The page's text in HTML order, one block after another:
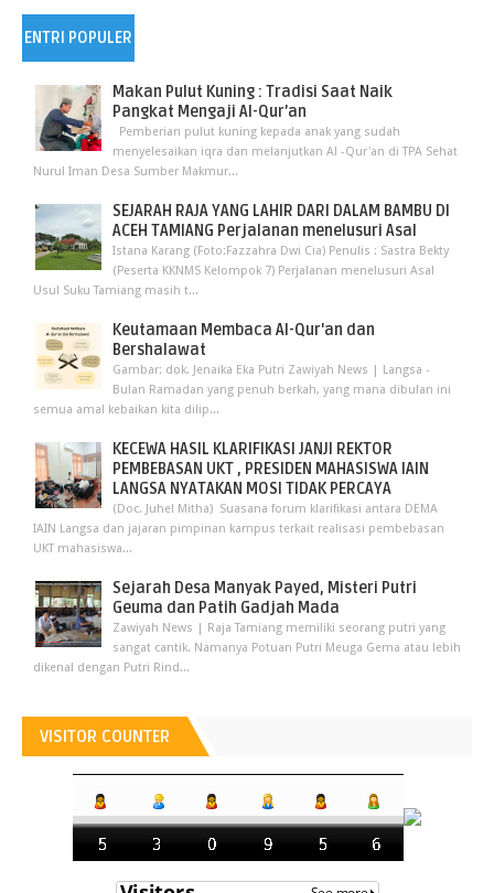
ENTRI POPULER
Makan Pulut Kuning : Tradisi Saat Naik
Pangkat Mengaji Al-Qur’an
Pemberian pulut kuning kepada anak yang sudah
menyelesaikan iqra dan melanjutkan Al -Qur'an di TPA Sehat
Nurul Iman Desa Sumber Makmur...
SEJARAH RAJA YANG LAHIR DARI DALAM BAMBU DI
ACEH TAMIANG Perjalanan menelusuri Asal
Istana Karang (Foto:Fazzahra Dwi Cia) Penulis : Sastra Bekty
(Peserta KKNMS Kelompok 7) Perjalanan menelusuri Asal
Usul Suku Tamiang masih t...
Keutamaan Membaca Al-Qur'an dan
Bershalawat
Gambar: dok. Jenaika Eka Putri Zawiyah News | Langsa -
Bulan Ramadan yang penuh berkah, yang mana dibulan ini
semua amal kebaikan kita dilip...
KECEWA HASIL KLARIFIKASI JANJI REKTOR
PEMBEBASAN UKT , PRESIDEN MAHASISWA IAIN
LANGSA NYATAKAN MOSI TIDAK PERCAYA
(Doc. Juhel Mitha) Suasana forum klarifikasi antara DEMA
IAIN Langsa dan jajaran pimpinan kampus terkait realisasi pembebasan
UKT mahasiswa...
Sejarah Desa Manyak Payed, Misteri Putri
Geuma dan Patih Gadjah Mada
Zawiyah News | Raja Tamiang memiliki seorang putri yang
sangat cantik. Namanya Potuan Putri Meuga Gema atau lebih
dikenal dengan Putri Rind...
VISITOR COUNTER